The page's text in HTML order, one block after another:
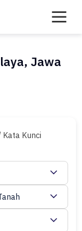
Jawa
Kunci